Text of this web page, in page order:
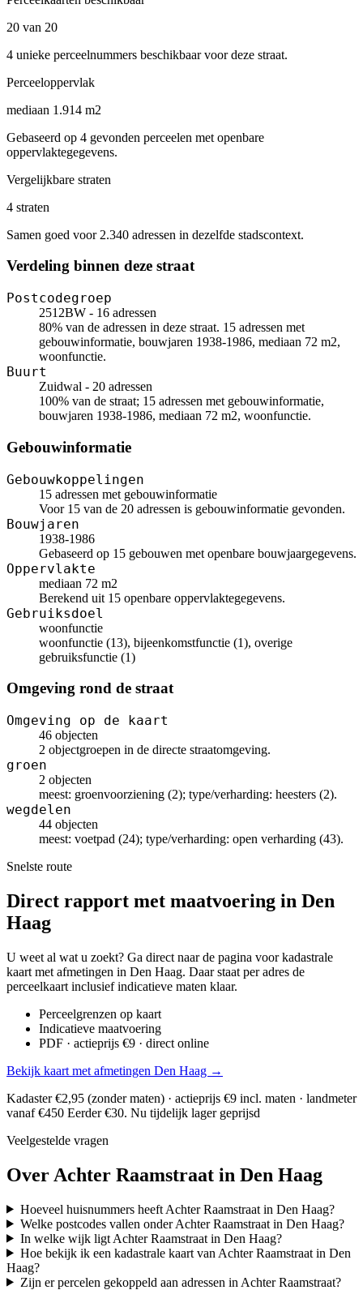
20 van 20
4 unieke perceelnummers beschikbaar voor deze straat.
Perceeloppervlak
mediaan 1.914 m2
Gebaseerd op 4 gevonden perceelen met openbare
oppervlaktegegevens.
Vergelijkbare straten
4 straten
Samen goed voor 2.340 adressen in dezelfde stadscontext.
Verdeling binnen deze straat
Postcodegroep
2512BW - 16 adressen
80% van de adressen in deze straat. 15 adressen met
gebouwinformatie, bouwjaren 1938-1986, mediaan 72 m2,
woonfunctie.
Buurt
Zuidwal - 20 adressen
100% van de straat; 15 adressen met gebouwinformatie,
bouwjaren 1938-1986, mediaan 72 m2, woonfunctie.
Gebouwinformatie
Gebouwkoppelingen
15 adressen met gebouwinformatie
Voor 15 van de 20 adressen is gebouwinformatie gevonden.
Bouwjaren
1938-1986
Gebaseerd op 15 gebouwen met openbare bouwjaargegevens.
Oppervlakte
mediaan 72 m2
Berekend uit 15 openbare oppervlaktegegevens.
Gebruiksdoel
woonfunctie
woonfunctie (13), bijeenkomstfunctie (1), overige
gebruiksfunctie (1)
Omgeving rond de straat
Omgeving op de kaart
46 objecten
2 objectgroepen in de directe straatomgeving.
groen
2 objecten
meest: groenvoorziening (2); type/verharding: heesters (2).
wegdelen
44 objecten
meest: voetpad (24); type/verharding: open verharding (43).
Snelste route
Direct rapport met maatvoering in Den
Haag
U weet al wat u zoekt? Ga direct naar de pagina voor kadastrale
kaart met afmetingen in Den Haag. Daar staat per adres de
perceelkaart inclusief indicatieve maten klaar.
Perceelgrenzen op kaart
Indicatieve maatvoering
PDF · actieprijs €9 · direct online
Bekijk kaart met afmetingen Den Haag →
Kadaster €2,95 (zonder maten) · actieprijs €9 incl. maten · landmeter
vanaf €450 Eerder €30. Nu tijdelijk lager geprijsd
Veelgestelde vragen
Over Achter Raamstraat in Den Haag
Hoeveel huisnummers heeft Achter Raamstraat in Den Haag?
Welke postcodes vallen onder Achter Raamstraat in Den Haag?
In welke wijk ligt Achter Raamstraat in Den Haag?
Hoe bekijk ik een kadastrale kaart van Achter Raamstraat in Den
Haag?
Zijn er percelen gekoppeld aan adressen in Achter Raamstraat?